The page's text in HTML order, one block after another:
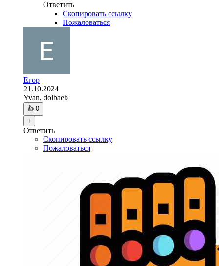
Ответить
Скопировать ссылку
Пожаловаться
Егор
21.10.2024
Yvan, dolbaeb
👍 0
+
Ответить
Скопировать ссылку
Пожаловаться